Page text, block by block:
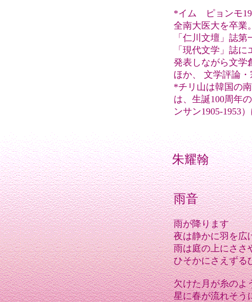
*イム ピョンモ
全南大医大を卒業
「仁川文壇」誌
「現代文学」誌
発表しながら文学
ほか、 文学評論・
*チリ山は韓国の
は、生誕100周年
ンサン1905-1953
朱耀翰
雨音
雨が降ります
夜は静かに羽を広
雨は庭の上にささ
ひそかにさえずる
欠けた月が糸のよ
星に春が流れそう